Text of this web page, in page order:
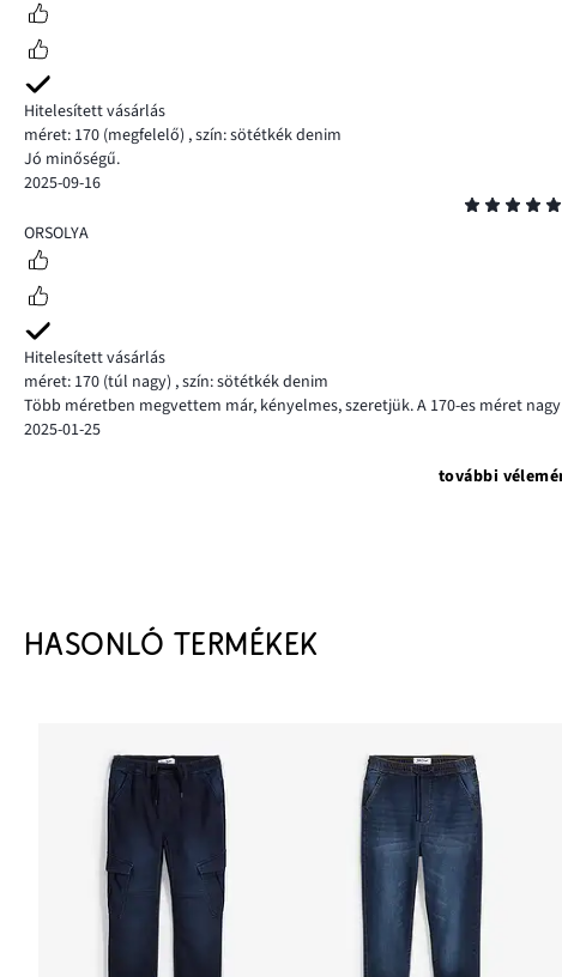
Hitelesített vásárlás
méret: 170 (megfelelő) ,szín: sötétkék denim
Jó minőségű.
2025-09-16
5
ORSOLYA
Hitelesített vásárlás
méret: 170 (túl nagy) ,szín: sötétkék denim
Több méretben megvettem már, kényelmes, szeretjük. A 170-es méret
2025-01-25
további
HASONLÓ TERMÉKEK